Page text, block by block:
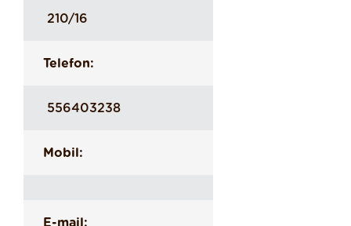
210/16
Telefon:
556403238
Mobil:
E-mail: